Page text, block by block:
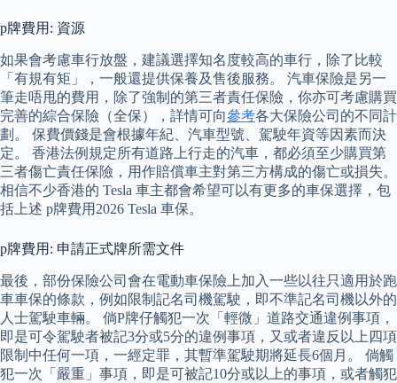
p牌費用: 資源
如果會考慮車行放盤，建議選擇知名度較高的車行，除了比較
「有規有矩」，一般還提供保養及售後服務。 汽車保險是另一
筆走唔甩的費用，除了強制的第三者責任保險，你亦可考慮購買
完善的綜合保險（全保），詳情可向參考各大保險公司的不同計
劃。 保費價錢是會根據年紀、汽車型號、駕駛年資等因素而決
定。 香港法例規定所有道路上行走的汽車，都必須至少購買第
三者傷亡責任保險，用作賠償車主對第三方構成的傷亡或損失。
相信不少香港的 Tesla 車主都會希望可以有更多的車保選擇，包
括上述 p牌費用2026 Tesla 車保。
p牌費用: 申請正式牌所需文件
最後，部份保險公司會在電動車保險上加入一些以往只適用於跑
車車保的條款，例如限制記名司機駕駛，即不準記名司機以外的
人士駕駛車輛。 倘P牌仔觸犯一次「輕微」道路交通違例事項，
即是可令駕駛者被記3分或5分的違例事項，又或者違反以上四項
限制中任何一項，一經定罪，其暫準駕駛期將延長6個月。 倘觸
犯一次「嚴重」事項，即是可被記10分或以上的事項，或者觸犯